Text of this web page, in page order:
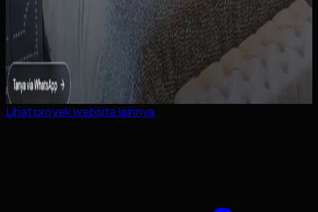
Lihat proyekwebsitelainnya